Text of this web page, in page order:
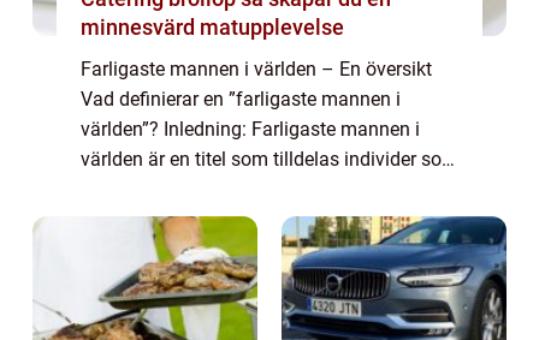
minnesvärd matupplevelse
Farligaste mannen i världen – En översikt
Vad definierar en ”farligaste mannen i
världen”? Inledning: Farligaste mannen i
världen är en titel som tilldelas individer som
destruktiva för ...